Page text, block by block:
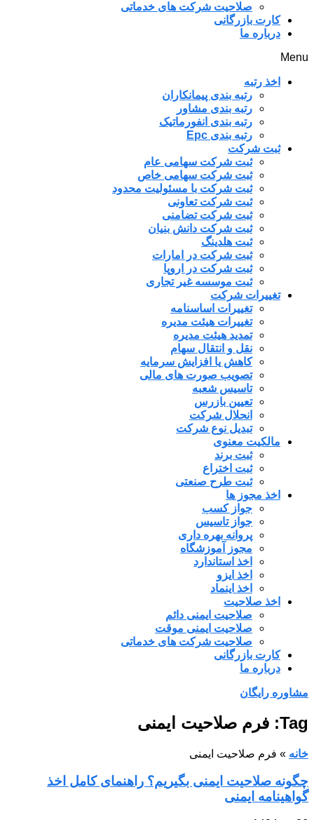
صلاحیت شرکت های خدماتی
کارت بازرگانی
درباره ما
Menu
اخذ رتبه
رتبه بندی پیمانکاران
رتبه بندی مشاور
رتبه بندی انفورماتیک
رتبه بندی Epc
ثبت شرکت
ثبت شرکت سهامی عام
ثبت شرکت سهامی خاص
ثبت شرکت با مسئولیت محدود
ثبت شرکت تعاونی
ثبت شرکت تضامنی
ثبت شرکت دانش بنیان
ثبت هلدینگ
ثبت شرکت در امارات
ثبت شرکت در اروپا
ثبت موسسه غیر تجاری
تغییرات شرکت
تغییرات اساسنامه
تغییرات هیئت مدیره
تمدید هیئت مدیره
نقل و انتقال سهام
کاهش یا افزایش سرمایه
تصویب صورت های مالی
تاسیس شعبه
تعیین بازرس
انحلال شرکت
تبدیل نوع شرکت
مالکیت معنوی
ثبت برند
ثبت اختراع
ثبت طرح صنعتی
اخذ مجوز ها
جواز کسب
جواز تاسیس
پروانه بهره داری
مجوز آموزشگاه
اخذ استاندارد
اخذ ایزو
اخذ اینماد
اخذ صلاحیت
صلاحیت ایمنی دائم
صلاحیت ایمنی موقت
صلاحیت شرکت های خدماتی
کارت بازرگانی
درباره ما
مشاوره رایگان
Tag: فرم صلاحیت ایمنی
خانه » فرم صلاحیت ایمنی
چگونه صلاحیت ایمنی بگیریم؟ راهنمای کامل اخذ
گواهینامه ایمنی